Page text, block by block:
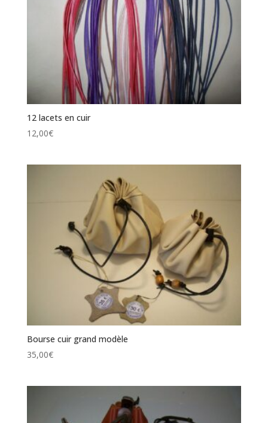
12 lacets en cuir
12,00€
Bourse cuir grand modèle
35,00€